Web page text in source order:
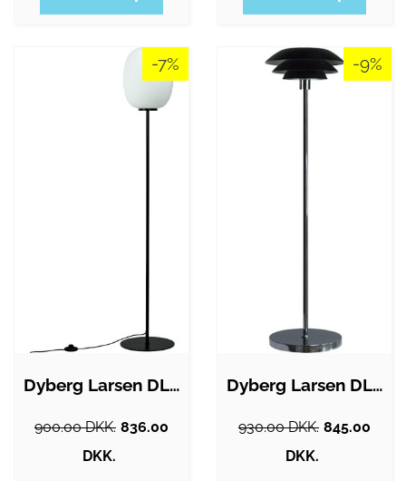
-7%
Dyberg Larsen DL39 gulvlampe
900.00 DKK. 836.00
DKK.
-9%
Dyberg Larsen DL31 gulvlampe, sort
930.00 DKK. 845.00
DKK.